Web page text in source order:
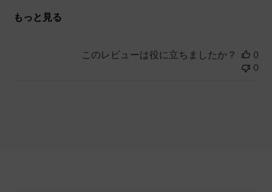
もっと見る
このレビューは役に立ちましたか？
0
0